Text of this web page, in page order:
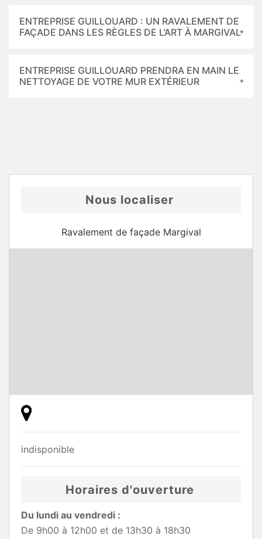
ENTREPRISE GUILLOUARD : UN RAVALEMENT DE
FAÇADE DANS LES RÈGLES DE L’ART À MARGIVAL
ENTREPRISE GUILLOUARD PRENDRA EN MAIN LE
NETTOYAGE DE VOTRE MUR EXTÉRIEUR
Nous localiser
Ravalement de façade Margival
indisponible
Horaires d'ouverture
Du lundi au vendredi :
De 9h00 à 12h00 et de 13h30 à 18h30